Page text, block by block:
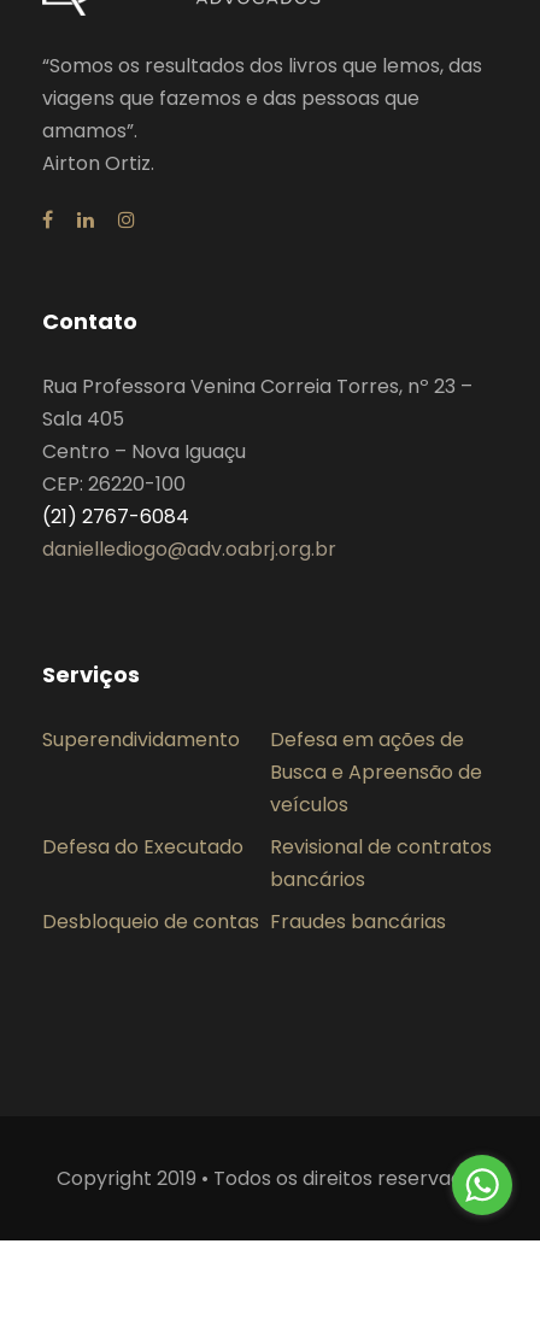
“Somos os resultados dos livros que lemos, das
viagens que fazemos e das pessoas que
amamos”.
Airton Ortiz.
Contato
Rua Professora Venina Correia Torres, nº 23 –
Sala 405
Centro – Nova Iguaçu
CEP: 26220-100
(21) 2767-6084
daniellediogo@adv.oabrj.org.br
Serviços
Superendividamento
Defesa em ações de
Busca e Apreensão de
veículos
Defesa do Executado
Revisional de contratos
bancários
Desbloqueio de contas Fraudes bancárias
Copyright 2019 • Todos os direitos reservados